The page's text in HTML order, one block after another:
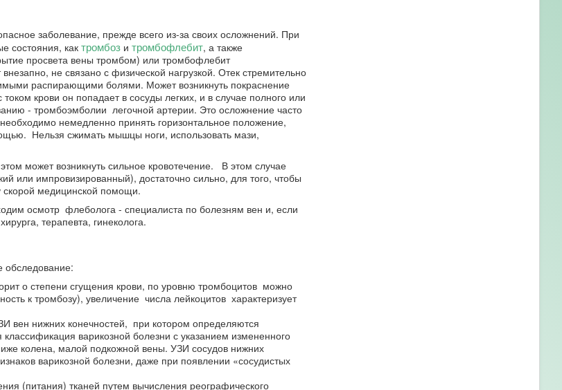
заболевание, прежде всего из-за своих осложнений. При
состояния, как тромбози тромбофлебит, а также
просвета вены тромбом) или тромбофлебит
не связано с физической нагрузкой. Отек стремительно
распирающими болями. Может возникнуть покраснение
крови он попадает в сосуды легких, и в случае полного или
- тромбоэмболии легочной артерии. Это осложнение часто
немедленно принять горизонтальное положение,
Нельзя сжимать мышцы ноги, использовать мази,
может возникнуть сильное кровотечение. В этом случае
или импровизированный), достаточно сильно, для того, чтобы
скорой медицинской помощи.
осмотр флеболога - специалиста по болезням вен и, если
терапевта, гинеколога.
обследование:
о степени сгущения крови, по уровню тромбоцитов можно
к тромбозу), увеличение числа лейкоцитов характеризует
вен нижних конечностей, при котором определяются
варикозной болезни с указанием измененного
колена, малой подкожной вены. УЗИ сосудов нижних
варикозной болезни, даже при появлении «сосудистых
(питания) тканей путем вычисления реографического